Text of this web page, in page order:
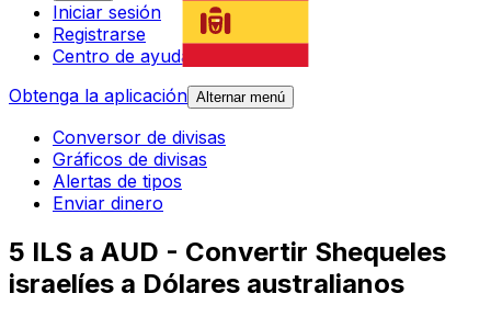
Iniciar sesión
Registrarse
Centro de ayuda
Obtenga la aplicación Alternar menú
Conversor de divisas
Gráficos de divisas
Alertas de tipos
Enviar dinero
5 ILS a AUD - Convertir Shequeles
israelíes a Dólares australianos